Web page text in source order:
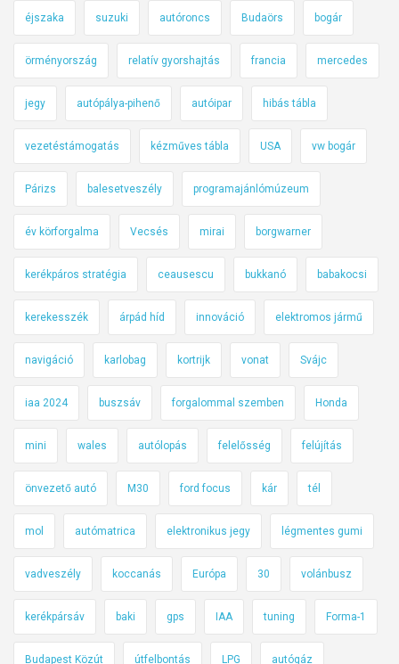
éjszaka suzuki autóroncs Budaörs bogár
örményország relatív gyorshajtás francia mercedes
jegy autópálya-pihenő autóipar hibás tábla
vezetéstámogatás kézműves tábla USA vw bogár
Párizs balesetveszély programajánlómúzeum
év körforgalma Vecsés mirai borgwarner
kerékpáros stratégia ceausescu bukkanó babakocsi
kerekesszék árpád híd innováció elektromos jármű
navigáció karlobag kortrijk vonat Svájc
iaa 2024 buszsáv forgalommal szemben Honda
mini wales autólopás felelősség felújítás
önvezető autó M30 ford focus kár tél
mol autómatrica elektronikus jegy légmentes gumi
vadveszély koccanás Európa 30 volánbusz
kerékpársáv baki gps IAA tuning Forma-1
Budapest Közút útfelbontás LPG autógáz